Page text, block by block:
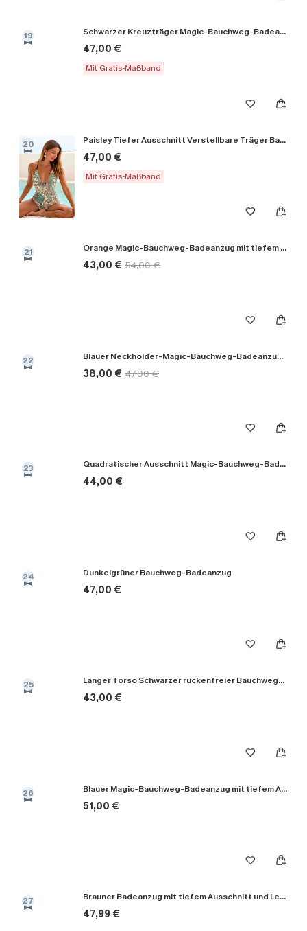
19 Schwarzer Kreuzträger Magic-Bauchweg-Badeanzug
47,00 €
Mit Gratis-Maßband
20 Paisley Tiefer Ausschnitt Verstellbare Träger Badeanzug
47,00 €
Mit Gratis-Maßband
21 Orange Magic-Bauchweg-Badeanzug mit tiefem Ausschnitt
43,00 € 54,00 €
22 Blauer Neckholder-Magic-Bauchweg-Badeanzug mit tiefem Ausschnitt
38,00 € 47,00 €
23 Quadratischer Ausschnitt Magic-Bauchweg-Badeanzug
44,00 €
24 Dunkelgrüner Bauchweg-Badeanzug
47,00 €
25 Langer Torso Schwarzer rückenfreier Bauchweg-Badeanzug
43,00 €
26 Blauer Magic-Bauchweg-Badeanzug mit tiefem Ausschnitt
51,00 €
27 Brauner Badeanzug mit tiefem Ausschnitt und Leopardenmuster
47,99 €